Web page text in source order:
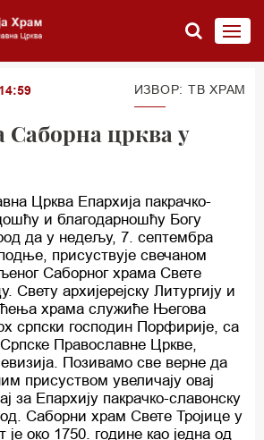
ИЗВОР: TВ ХРАМ
црква у
Црква Епархија пакрачко-
и благодарношћу Богу
да у недељу, 7. септембра
присуствује свечаном
Саборног храма Свете
Свету архијерејску Литургију и
храма служиће Његова
српски господин Порфирије, са
Православне Цркве,
Позивамо све верне да
присуством увеличају овај
за Епархију пакрачко-славонску
Саборни храм Свете Тројице у
је oко 1750. године као једна од